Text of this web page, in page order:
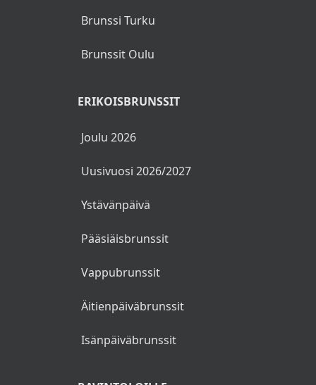
Brunssi Turku
Brunssit Oulu
ERIKOISBRUNSSIT
Joulu 2026
Uusivuosi 2026/2027
Ystävänpäivä
Pääsiäisbrunssit
Vappubrunssit
Äitienpäiväbrunssit
Isänpäiväbrunssit